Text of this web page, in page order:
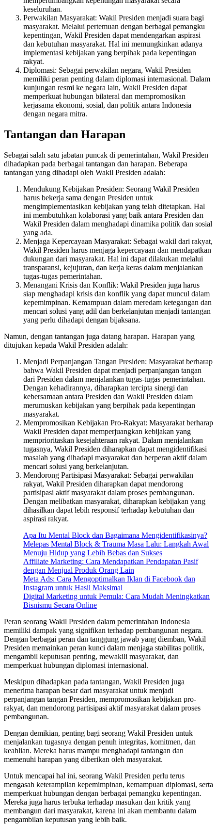
keseluruhan.
Perwakilan Masyarakat: Wakil Presiden menjadi suara bagi
masyarakat. Melalui pertemuan dengan berbagai pemangku
kepentingan, Wakil Presiden dapat mendengarkan aspirasi
dan kebutuhan masyarakat. Hal ini memungkinkan adanya
implementasi kebijakan yang berpihak pada kepentingan
rakyat.
Diplomasi: Sebagai perwakilan negara, Wakil Presiden
memiliki peran penting dalam diplomasi internasional. Dalam
kunjungan resmi ke negara lain, Wakil Presiden dapat
memperkuat hubungan bilateral dan mempromosikan
kerjasama ekonomi, sosial, dan politik antara Indonesia
dengan negara mitra.
Tantangan dan Harapan
Sebagai salah satu jabatan puncak di pemerintahan, Wakil Presiden
dihadapkan pada berbagai tantangan dan harapan. Beberapa
tantangan yang dihadapi oleh Wakil Presiden adalah:
Mendukung Kebijakan Presiden: Seorang Wakil Presiden
harus bekerja sama dengan Presiden untuk
mengimplementasikan kebijakan yang telah ditetapkan. Hal
ini membutuhkan kolaborasi yang baik antara Presiden dan
Wakil Presiden dalam menghadapi dinamika politik dan sosial
yang ada.
Menjaga Kepercayaan Masyarakat: Sebagai wakil dari rakyat,
Wakil Presiden harus menjaga kepercayaan dan mendapatkan
dukungan dari masyarakat. Hal ini dapat dilakukan melalui
transparansi, kejujuran, dan kerja keras dalam menjalankan
tugas-tugas pemerintahan.
Menangani Krisis dan Konflik: Wakil Presiden juga harus
siap menghadapi krisis dan konflik yang dapat muncul dalam
kepemimpinan. Kemampuan dalam meredam ketegangan dan
mencari solusi yang adil dan berkelanjutan menjadi tantangan
yang perlu dihadapi dengan bijaksana.
Namun, dengan tantangan juga datang harapan. Harapan yang
ditujukan kepada Wakil Presiden adalah:
Menjadi Perpanjangan Tangan Presiden: Masyarakat berharap
bahwa Wakil Presiden dapat menjadi perpanjangan tangan
dari Presiden dalam menjalankan tugas-tugas pemerintahan.
Dengan kehadirannya, diharapkan tercipta sinergi dan
kebersamaan antara Presiden dan Wakil Presiden dalam
merumuskan kebijakan yang berpihak pada kepentingan
masyarakat.
Mempromosikan Kebijakan Pro-Rakyat: Masyarakat berharap
Wakil Presiden dapat memperjuangkan kebijakan yang
memprioritaskan kesejahteraan rakyat. Dalam menjalankan
tugasnya, Wakil Presiden diharapkan dapat mengidentifikasi
masalah yang dihadapi masyarakat dan berperan aktif dalam
mencari solusi yang berkelanjutan.
Mendorong Partisipasi Masyarakat: Sebagai perwakilan
rakyat, Wakil Presiden diharapkan dapat mendorong
partisipasi aktif masyarakat dalam proses pembangunan.
Dengan melibatkan masyarakat, diharapkan kebijakan yang
dihasilkan dapat lebih responsif terhadap kebutuhan dan
aspirasi rakyat.
Apa Itu Mental Block dan Bagaimana Mengidentifikasinya?
Melepas Mental Block & Trauma Masa Lalu: Langkah Awal
Menuju Hidup yang Lebih Bebas dan Sukses
Affiliate Marketing: Cara Mendapatkan Pendapatan Pasif
dengan Menjual Produk Orang Lain
Meta Ads: Cara Mengoptimalkan Iklan di Facebook dan
Instagram untuk Hasil Maksimal
Digital Marketing untuk Pemula: Cara Mudah Meningkatkan
Bisnismu Secara Online
Peran seorang Wakil Presiden dalam pemerintahan Indonesia
memiliki dampak yang signifikan terhadap pembangunan negara.
Dengan berbagai peran dan tanggung jawab yang diemban, Wakil
Presiden memainkan peran kunci dalam menjaga stabilitas politik,
mengambil keputusan penting, mewakili masyarakat, dan
memperkuat hubungan diplomasi internasional.
Meskipun dihadapkan pada tantangan, Wakil Presiden juga
menerima harapan besar dari masyarakat untuk menjadi
perpanjangan tangan Presiden, mempromosikan kebijakan pro-
rakyat, dan mendorong partisipasi aktif masyarakat dalam proses
pembangunan.
Dengan demikian, penting bagi seorang Wakil Presiden untuk
menjalankan tugasnya dengan penuh integritas, komitmen, dan
keahlian. Mereka harus mampu menghadapi tantangan dan
memenuhi harapan yang diberikan oleh masyarakat.
Untuk mencapai hal ini, seorang Wakil Presiden perlu terus
mengasah keterampilan kepemimpinan, kemampuan diplomasi, serta
memperkuat hubungan dengan berbagai pemangku kepentingan.
Mereka juga harus terbuka terhadap masukan dan kritik yang
membangun dari masyarakat, karena ini akan membantu dalam
pengambilan keputusan yang lebih baik.